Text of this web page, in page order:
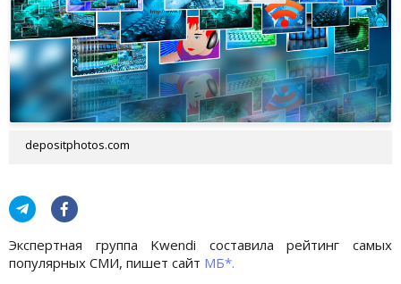
depositphotos.com
Экспертная группа Kwendi составила рейтинг самых
популярных СМИ, пишет сайт МБ*.